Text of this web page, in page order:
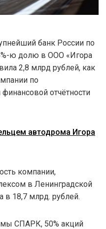
банк России по
ю долю в ООО «Игора
2,8 млрд рублей, как
по
отчётности
автодрома Игора
компании,
в Ленинградской
в 18,7 млрд. рублей.
СПАРК, 50% акций